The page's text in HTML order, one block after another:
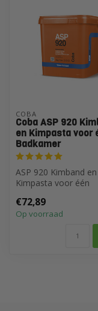
COBA
Coba ASP 920
en Kimpasta voor
Badkamer
ASP 920 Kimband en
Kimpasta voor één
€72,89
Op voorraad